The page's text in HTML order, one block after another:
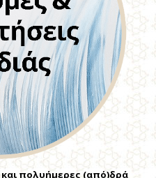
πολυήμερες (από)δρά